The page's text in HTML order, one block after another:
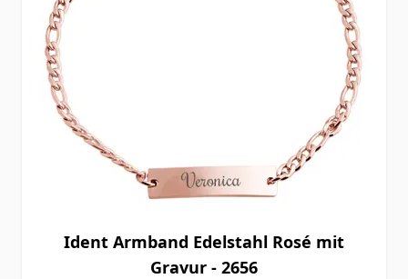
Ident Armband Edelstahl Rosé mit
Gravur - 2656